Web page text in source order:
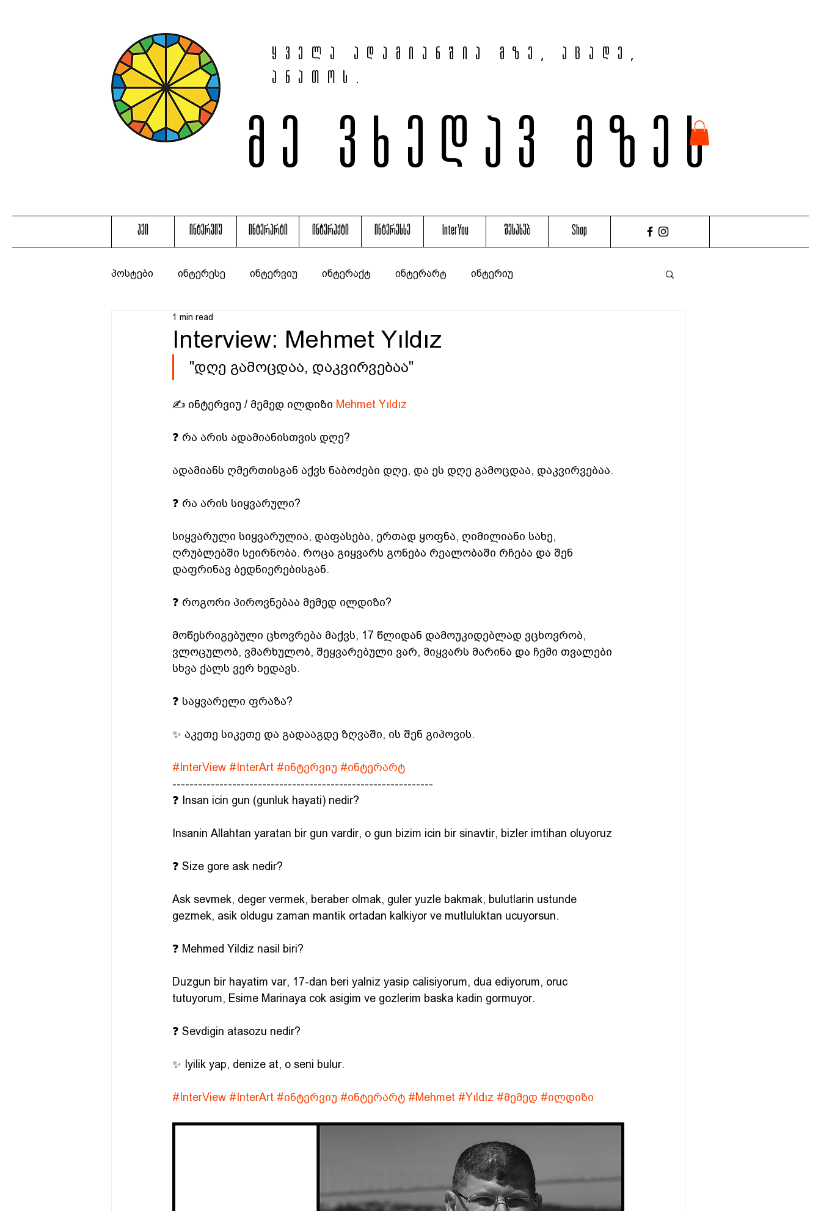
ყველა ადამიანშია მზე, აცადე,
ანათოს.
მე ვხედავ მზეს
ჰეი ინტერვიუ ინტერარტი ინტერაქტი ინტერესსე InterYou შესახებ Shop
პოსტები ინტერესე ინტერვიუ ინტერაქტ ინტერარტ ინტერიუ
Interview: Mehmet Yıldız
1 min read
"დღე გამოცდაა, დაკვირვებაა"
✍️ ინტერვიუ / მემედ ილდიზი Mehmet Yıldız
❓ რა არის ადამიანისთვის დღე?
ადამიანს ღმერთისგან აქვს ნაბოძები დღე, და ეს დღე გამოცდაა, დაკვირვებაა.
❓ რა არის სიყვარული?
სიყვარული სიყვარულია, დაფასება, ერთად ყოფნა, ღიმილიანი სახე,
ღრუბლებში სეირნობა. როცა გიყვარს გონება რეალობაში რჩება და შენ
დაფრინავ ბედნიერებისგან.
❓ როგორი პიროვნებაა მემედ ილდიზი?
მოწესრიგებული ცხოვრება მაქვს, 17 წლიდან დამოუკიდებლად ვცხოვრობ,
ვლოცულობ, ვმარხულობ, შეყვარებული ვარ, მიყვარს მარინა და ჩემი თვალები
სხვა ქალს ვერ ხედავს.
❓ საყვარელი ფრაზა?
✨ აკეთე სიკეთე და გადააგდე ზღვაში, ის შენ გიპოვის.
#InterView #InterArt #ინტერვიუ #ინტერარტ
-------------------------------------------------------------
❓ Insan icin gun (gunluk hayati) nedir?
Insanin Allahtan yaratan bir gun vardir, o gun bizim icin bir sinavtir, bizler imtihan oluyoruz
❓ Size gore ask nedir?
Ask sevmek, deger vermek, beraber olmak, guler yuzle bakmak, bulutlarin ustunde
gezmek, asik oldugu zaman mantik ortadan kalkiyor ve mutluluktan ucuyorsun.
❓ Mehmed Yildiz nasil biri?
Duzgun bir hayatim var, 17-dan beri yalniz yasip calisiyorum, dua ediyorum, oruc
tutuyorum, Esime Marinaya cok asigim ve gozlerim baska kadin gormuyor.
❓ Sevdigin atasozu nedir?
✨ Iyilik yap, denize at, o seni bulur.
#InterView #InterArt #ინტერვიუ #ინტერარტ #Mehmet #Yıldız #მემედ #ილდიზი